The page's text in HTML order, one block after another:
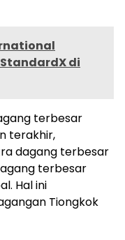
di
terbesar
terakhir,
dagang terbesar
terbesar
Hal ini
Tiongkok